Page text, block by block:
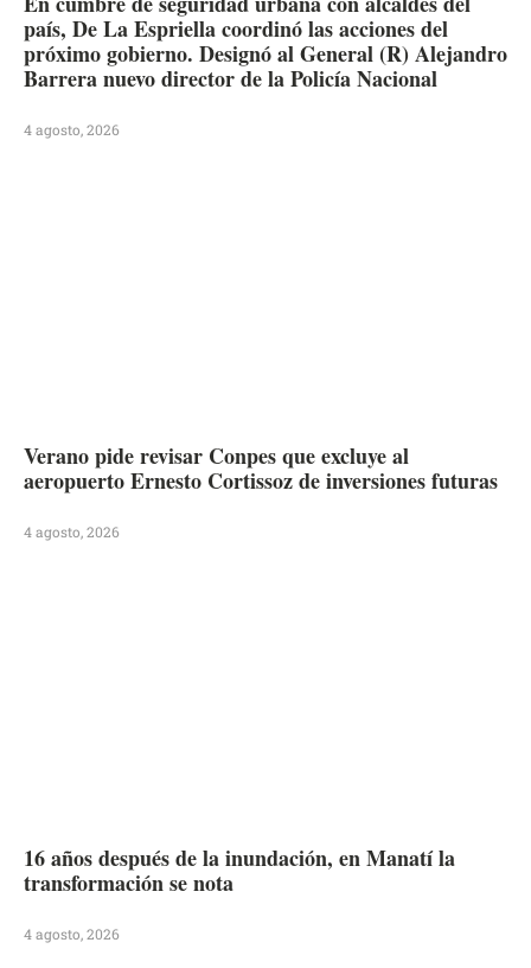
país, De La Espriella coordinó las acciones del
próximo gobierno. Designó al General (R) Alejandro
Barrera nuevo director de la Policía Nacional
4 agosto, 2026
Verano pide revisar Conpes que excluye al
aeropuerto Ernesto Cortissoz de inversiones futuras
4 agosto, 2026
16 años después de la inundación, en Manatí la
transformación se nota
4 agosto, 2026